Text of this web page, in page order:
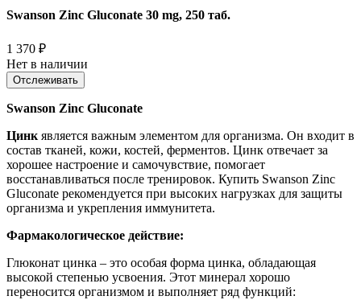
Swanson Zinc Gluconate 30 mg, 250 таб.
1 370 ₽
Нет в наличии
Отслеживать
Swanson Zinc Gluconate
Цинк является важным элементом для организма. Он входит в
состав тканей, кожи, костей, ферментов. Цинк отвечает за
хорошее настроение и самочувствие, помогает
восстанавливаться после тренировок. Купить Swanson Zinc
Gluconate рекомендуется при высоких нагрузках для защиты
организма и укрепления иммунитета.
Фармакологическое действие:
Глюконат цинка – это особая форма цинка, обладающая
высокой степенью усвоения. Этот минерал хорошо
переносится организмом и выполняет ряд функций: